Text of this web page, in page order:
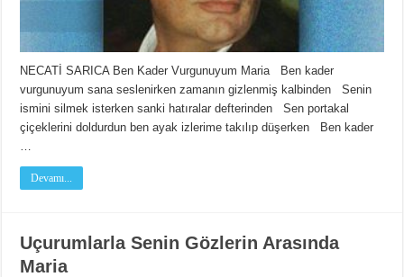
NECATİ SARICA Ben Kader Vurgunuyum Maria Ben kader
vurgunuyum sana seslenirken zamanın gizlenmiş kalbinden Senin
ismini silmek isterken sanki hatıralar defterinden Sen portakal
çiçeklerini doldurdun ben ayak izlerime takılıp düşerken Ben kader
Devamı...
Uçurumlarla Senin Gözlerin Arasında
Maria